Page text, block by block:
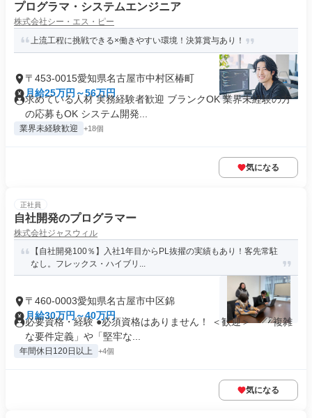
プログラマ・システムエンジニア
株式会社シー・エス・ピー
上流工程に挑戦できる×働きやすい環境！決算賞与あり！
〒453-0015愛知県名古屋市中村区椿町
月給25万円～56万円
求めている人材 実務経験者歓迎 ブランクOK 業界未経験の方
の応募もOK システム開発...
業界未経験歓迎 +18個
気になる
正社員
自社開発のプログラマー
株式会社ジャスウィル
【自社開発100％】入社1年目からPL抜擢の実績もあり！客先常駐
なし。フレックス・ハイブリ...
〒460-0003愛知県名古屋市中区錦
月給30万円～40万円
必要資格・経験 ●必須資格はありません！ ＜歓迎＞ ・「複雑
な要件定義」や「堅牢な...
年間休日120日以上 +4個
気になる